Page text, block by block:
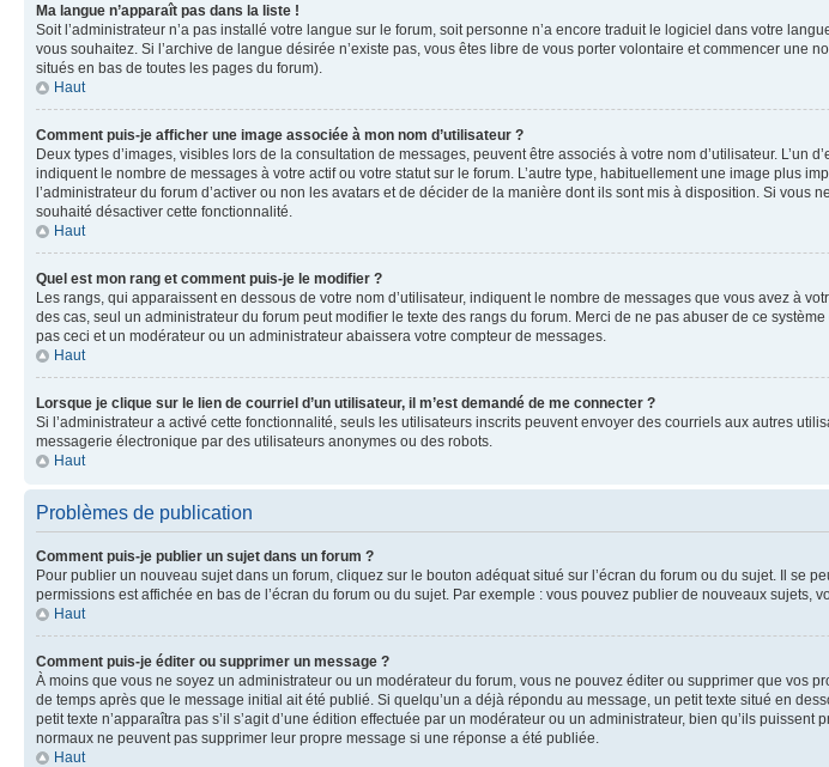
Ma langue n’apparaît pas dans la liste !
Soit l’administrateur n’a pas installé votre langue sur le forum, soit personne n’a encore traduit le logiciel dans votre
vous souhaitez. Si l’archive de langue désirée n’existe pas, vous êtes libre de vous porter volontaire et commencer
situés en bas de toutes les pages du forum).
Haut
Comment puis-je afficher une image associée à mon nom d’utilisateur ?
Deux types d’images, visibles lors de la consultation de messages, peuvent être associés à votre nom d’utilisateur.
indiquent le nombre de messages à votre actif ou votre statut sur le forum. L’autre type, habituellement une image plus
l’administrateur du forum d’activer ou non les avatars et de décider de la manière dont ils sont mis à disposition. Si
souhaité désactiver cette fonctionnalité.
Haut
Quel est mon rang et comment puis-je le modifier ?
Les rangs, qui apparaissent en dessous de votre nom d’utilisateur, indiquent le nombre de messages que vous avez à
des cas, seul un administrateur du forum peut modifier le texte des rangs du forum. Merci de ne pas abuser de ce
pas ceci et un modérateur ou un administrateur abaissera votre compteur de messages.
Haut
Lorsque je clique sur le lien de courriel d’un utilisateur, il m’est demandé de me connecter ?
Si l’administrateur a activé cette fonctionnalité, seuls les utilisateurs inscrits peuvent envoyer des courriels aux autres
messagerie électronique par des utilisateurs anonymes ou des robots.
Haut
Problèmes de publication
Comment puis-je publier un sujet dans un forum ?
Pour publier un nouveau sujet dans un forum, cliquez sur le bouton adéquat situé sur l’écran du forum ou du sujet. Il se
permissions est affichée en bas de l’écran du forum ou du sujet. Par exemple : vous pouvez publier de nouveaux sujets,
Haut
Comment puis-je éditer ou supprimer un message ?
À moins que vous ne soyez un administrateur ou un modérateur du forum, vous ne pouvez éditer ou supprimer que
de temps après que le message initial ait été publié. Si quelqu’un a déjà répondu au message, un petit texte situé en
petit texte n’apparaîtra pas s’il s’agit d’une édition effectuée par un modérateur ou un administrateur, bien qu’ils
normaux ne peuvent pas supprimer leur propre message si une réponse a été publiée.
Haut